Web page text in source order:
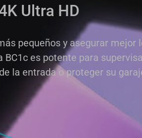
Ultra HD
pequeños y asegurar mejor
es potente para
la entrada o proteger su